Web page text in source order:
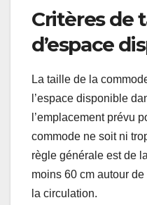
Critères de
d’espace
La taille de la
l’espace disponible
l’emplacement prévu
commode ne soit ni
règle générale est de
moins 60 cm autour
la circulation.